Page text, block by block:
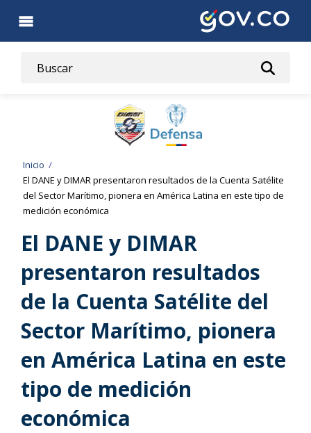
contenido
Ruta
navegación
Inicio
El DANE y DIMAR presentaron resultados de la Cuenta Satélite
del Sector Marítimo, pionera en América Latina en este tipo de
medición económica
El DANE y DIMAR
presentaron resultados
de la Cuenta Satélite del
Sector Marítimo, pionera
en América Latina en este
tipo de medición
económica